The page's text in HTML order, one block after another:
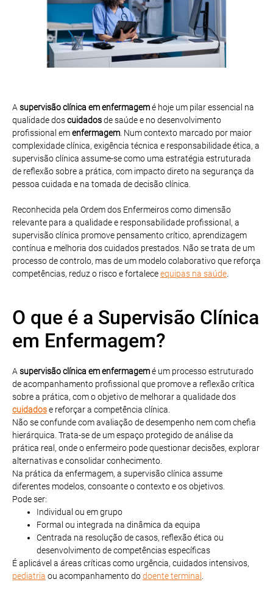
A supervisão clínica em enfermagemé hoje um pilar essencial na
qualidade doscuidadosde saúde e no desenvolvimento
profissional emenfermagem . Num contexto marcado por maior
complexidade clínica, exigência técnica e responsabilidade ética, a
supervisão clínica assume-se como uma estratégia estruturada
de reflexão sobre a prática, com impacto direto na segurança da
pessoa cuidada e na tomada de decisão clínica.
Reconhecida pela Ordem dos Enfermeiros como dimensão
relevante para a qualidade e responsabilidade profissional, a
supervisão clínica promove pensamento crítico, aprendizagem
contínua e melhoria dos cuidados prestados. Não se trata de um
processo de controlo, mas de um modelo colaborativo que reforça
competências, reduz o risco e fortaleceequipas na saúde
O que é a Supervisão Clínica
em Enfermagem?
A supervisão clínica em enfermagemé um processo estruturado
de acompanhamento profissional que promove a reflexão crítica
sobre a prática, com o objetivo de melhorar a qualidade dos
cuidadose reforçar a competência clínica.
Não se confunde com avaliação de desempenho nem com chefia
hierárquica. Trata-se de um espaço protegido de análise da
prática real, onde o enfermeiro pode questionar decisões, explorar
alternativas e consolidar conhecimento.
Na prática da enfermagem, a supervisão clínica assume
diferentes modelos, consoante o contexto e os objetivos.
Pode ser:
Individual ou em grupo
Formal ou integrada na dinâmica da equipa
Centrada na resolução de casos, reflexão ética ou
desenvolvimento de competências específicas
É aplicável a áreas críticas como urgência, cuidados intensivos,
pediatria ou acompanhamento dodoente terminal